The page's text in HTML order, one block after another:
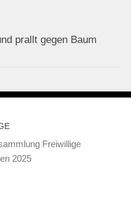
prallt gegen Baum
Freiwillige
2025